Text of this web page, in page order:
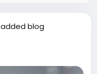
added blog